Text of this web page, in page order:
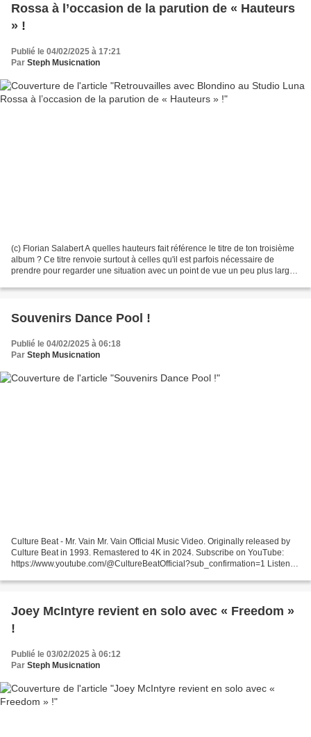
Rossa à l’occasion de la parution de « Hauteurs
» !
Publié le 04/02/2025 à 17:21
Par Steph Musicnation
(c) Florian Salabert A quelles hauteurs fait référence le titre de ton troisième
album ? Ce titre renvoie surtout à celles qu'il est parfois nécessaire de
prendre pour regarder une situation avec un point de vue un peu plus large,
Souvenirs Dance Pool !
Publié le 04/02/2025 à 06:18
Par Steph Musicnation
Culture Beat - Mr. Vain Mr. Vain Official Music Video. Originally released by
Culture Beat in 1993. Remastered to 4K in 2024. Subscribe on YouTube:
https://www.youtube.com/@CultureBeatOfficial?sub_confirmation=1 Listen to
Joey McIntyre revient en solo avec « Freedom »
!
Publié le 03/02/2025 à 06:12
Par Steph Musicnation